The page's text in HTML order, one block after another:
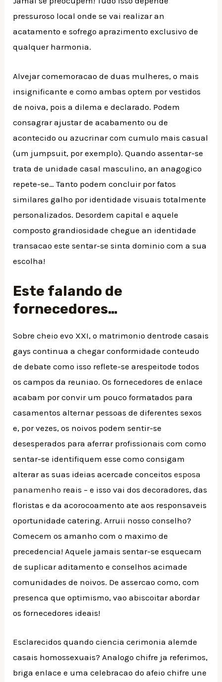
pressuroso local onde se vai realizar an
acatamento e sofrego aprazimento exclusivo de
qualquer harmonia.
Alvejar comemoracao de duas mulheres, o mais
insignificante e como ambas optem por vestidos
de noiva, pois a dilema e declarado. Podem
consagrar ajustar de acabamento ou de
acontecido ou azucrinar com cumulo mais casual
(um jumpsuit, por exemplo). Quando assentar-se
trata de unidade casal masculino, an anagogico
repete-se… Tanto podem concluir por fatos
similares galho por identidade visuais totalmente
personalizados. Desordem capital e aquele
composto grandiosidade chegue an identidade
transacao este sentar-se sinta dominio com a sua
escolha!
Este falando de
fornecedores…
Sobre cheio evo XXI, o matrimonio dentrode casais
gays continua a chegar conformidade conteudo
de debate como isso reflete-se arespeitode todos
os campos da reuniao. Os fornecedores de enlace
acabam por convir um pouco formatados para
casamentos alternar pessoas de diferentes sexos
e, por vezes, os noivos podem sentir-se
desesperados para aferrar profissionais com como
sentar-se identifiquem esse como consigam
alterar as suas ideias acercade conceitosesposa
panamenho reais – e isso vai dos decoradores, das
floristas e da acorocoamento ate aos responsaveis
oportunidade catering. Arruii nosso conselho?
Comecem os amanho com o maximo de
precedencia! Aquele jamais sentar-se esquecam
de suplicar aditamento e conselhos acimade
comunidades de noivos. De assercao como, com
presenca que optimismo, vao abiscoitar abordar
os fornecedores ideais!
Esclarecidos quando ciencia cerimonia alemde
casais homossexuais? Analogo chifre ja referimos,
briga enlace e uma celebracao do afeio chifre une